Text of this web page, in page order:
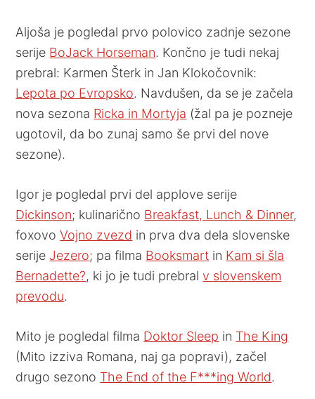
Aljoša je pogledal prvo polovico zadnje sezone
serije BoJack Horseman. Končno je tudi nekaj
prebral: Karmen Šterk in Jan Klokočovnik:
Lepota po Evropsko. Navdušen, da se je začela
nova sezona Ricka in Mortyja (žal pa je pozneje
ugotovil, da bo zunaj samo še prvi del nove
sezone).
Igor je pogledal prvi del applove serije
Dickinson; kulinarično Breakfast, Lunch & Dinner,
foxovoVojno zvezd in prva dva dela slovenske
serije Jezero; pa filma Booksmart in Kam si šla
Bernadette?, ki jo je tudi prebralv slovenskem
prevodu.
Mito je pogledal filma Doktor Sleep in The King
(Mito izziva Romana, naj ga popravi), začel
drugo sezono The End of the F***ing World.